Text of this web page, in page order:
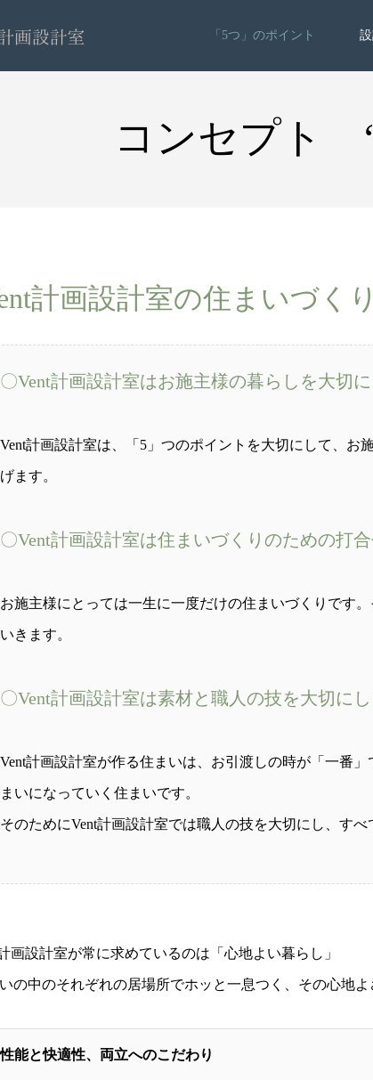
「5つ」のポイント
コンセプト
計画設計室の住まいづく
〇Vent計画設計室はお施主様の暮らしを大切
Vent計画設計室は、「5」つのポイントを大切にして、
げます。
〇Vent計画設計室は住まいづくりのための打
お施主様にとっては一生に一度だけの住まいづくりです
いきます。
〇Vent計画設計室は素材と職人の技を大切に
Vent計画設計室が作る住まいは、お引渡しの時が「一番
まいになっていく住まいです。
そのためにVent計画設計室では職人の技を大切にし、す
画設計室が常に求めているのは「心地よい暮らし」
の中のそれぞれの居場所でホッと一息つく、その心地
性能と快適性、両立へのこだわり